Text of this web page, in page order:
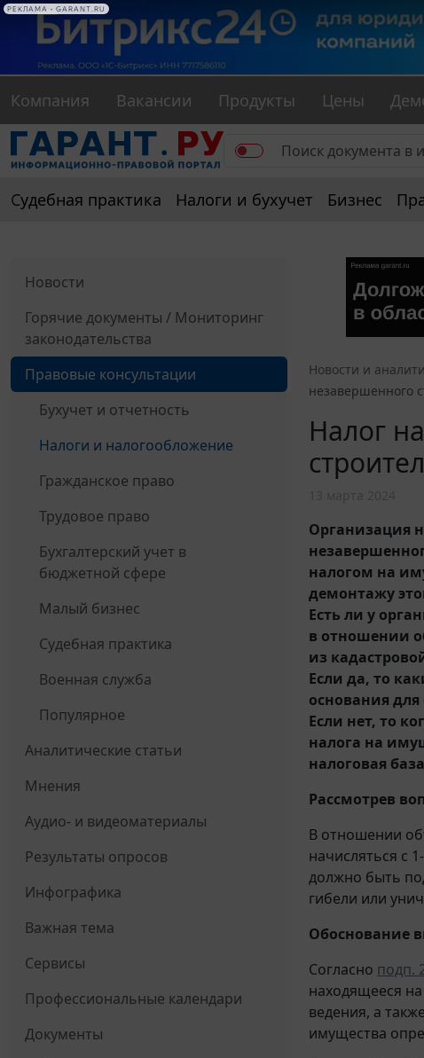
Компания Вакансии Продукты Цены
Судебная практика Налоги и бухучет Бизнес
Новости
Горячие документы / Мониторинг
законодательства
Правовые консультации
Бухучет и отчетность
Налоги и налогообложение
Гражданское право
Трудовое право
Бухгалтерский учет в
бюджетной сфере
Малый бизнес
Судебная практика
Военная служба
Популярное
Аналитические статьи
Мнения
Аудио- и видеоматериалы
Результаты опросов
Инфографика
Важная тема
Сервисы
Профессиональные календари
Документы
Новости и
незавершенного
Налог
Организация
налогом на
демонтажу
Есть ли у
в отношении
из
Если да, то
основания
Если нет, то
налога на
налоговая
Рассмотрев
В отношении
начисляться с
должно быть
гибели или
Обоснование
Согласно подп.
находящееся
ведения, а
имущества
РЕКЛАМА • GARANT.RU